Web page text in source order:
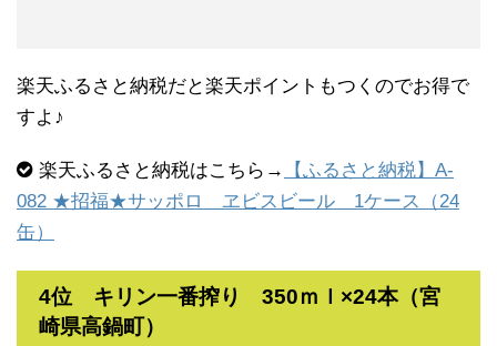
楽天ふるさと納税だと楽天ポイントもつくのでお得で
すよ♪
楽天ふるさと納税はこちら→
【ふるさと納税】A-
082 ★招福★サッポロ ヱビスビール 1ケース（24
缶）
4位 キリン一番搾り 350ｍｌ×24本（宮
崎県高鍋町）